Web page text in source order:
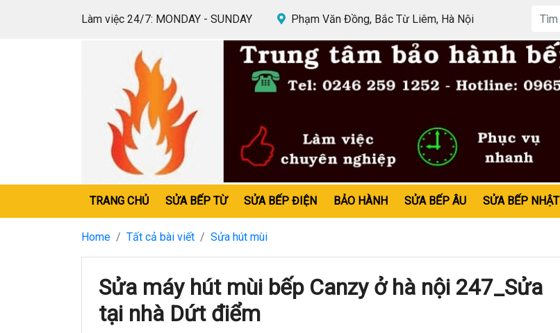
Làm việc 24/7: MONDAY - SUNDAY Phạm Văn Đồng, Bắc Từ Liêm, Hà Nội
TRANG CHỦ SỬA BẾP TỪ SỬA BẾP ĐIỆN BẢO HÀNH SỬA BẾP ÂU SỬA BẾP NHẬT
Home Tất cả bài viết Sửa hút mùi
Sửa máy hút mùi bếp Canzy ở hà nội 247_Sửa
tại nhà Dứt điểm